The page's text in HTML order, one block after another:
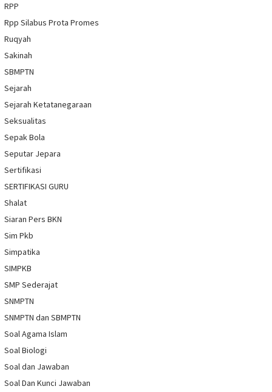
RPP
Rpp Silabus Prota Promes
Ruqyah
Sakinah
SBMPTN
Sejarah
Sejarah Ketatanegaraan
Seksualitas
Sepak Bola
Seputar Jepara
Sertifikasi
SERTIFIKASI GURU
Shalat
Siaran Pers BKN
Sim Pkb
Simpatika
SIMPKB
SMP Sederajat
SNMPTN
SNMPTN dan SBMPTN
Soal Agama Islam
Soal Biologi
Soal dan Jawaban
Soal Dan Kunci Jawaban